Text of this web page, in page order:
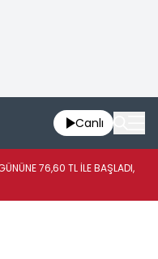
Canlı
76,60 TL İLE BAŞLADI,